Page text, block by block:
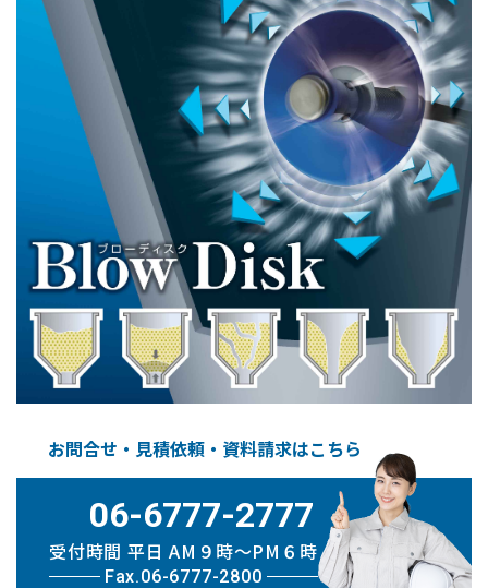
お問合せ・見積依頼・資料請求はこちら
06-6777-2777
受付時間 平日 AM９時〜PM６時
Fax.06-6777-2800